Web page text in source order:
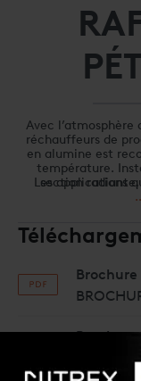
Avec
réchauffeurs de
en alumine est
température.
section
instruments qui
Les applications
Incinérateurs
Fours de
Régénération
Systèmes
Brochure
Brochure